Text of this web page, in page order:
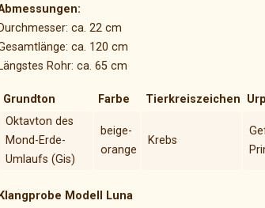
ca. 22 cm
ca. 120 cm
Rohr: ca. 65 cm
Grundton Farbe Tierkreiszeichen
Oktavton des
Mond-Erde-
Umlaufs (Gis)
beige-
orange
Krebs
Klangprobe Modell Luna